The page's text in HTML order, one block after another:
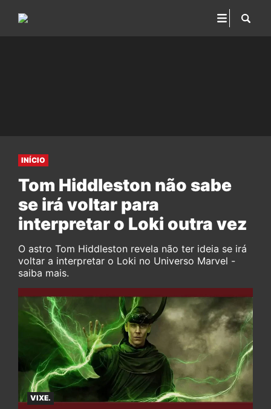
INÍCIO
Tom Hiddleston não sabe
se irá voltar para
interpretar o Loki outra vez
O astro Tom Hiddleston revela não ter ideia se irá
voltar a interpretar o Loki no Universo Marvel -
saiba mais.
VIXE.